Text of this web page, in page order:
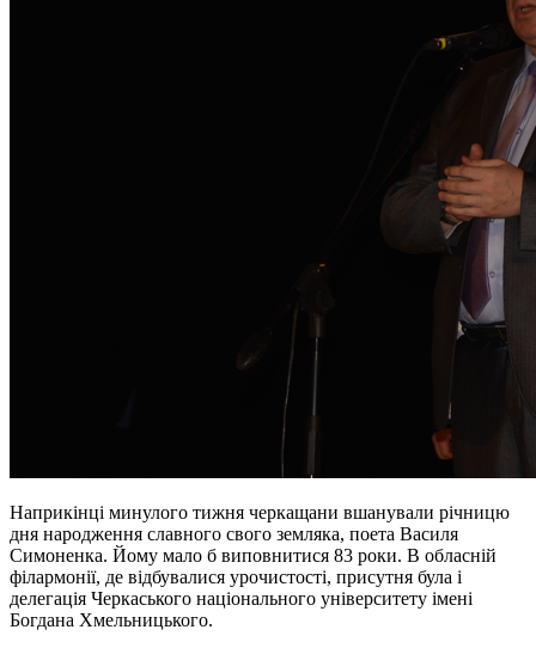
Наприкінці минулого тижня черкащани вшанували річницю
дня народження славного свого земляка, поета Василя
Симоненка. Йому мало б виповнитися 83 роки. В обласній
філармонії, де відбувалися урочистості, присутня була і
делегація Черкаського національного університету імені
Богдана Хмельницького.